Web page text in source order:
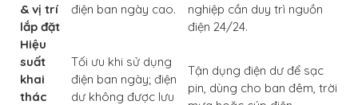
& vị trí
lắp đặt
điện ban ngày cao.
nghiệp cần duy trì nguồn
điện 24/24.
Hiệu
suất
khai
thác
Tối ưu khi sử dụng
điện ban ngày; điện
dư không được lưu
Tận dụng điện dư để sạc
pin, dùng cho ban đêm, trời